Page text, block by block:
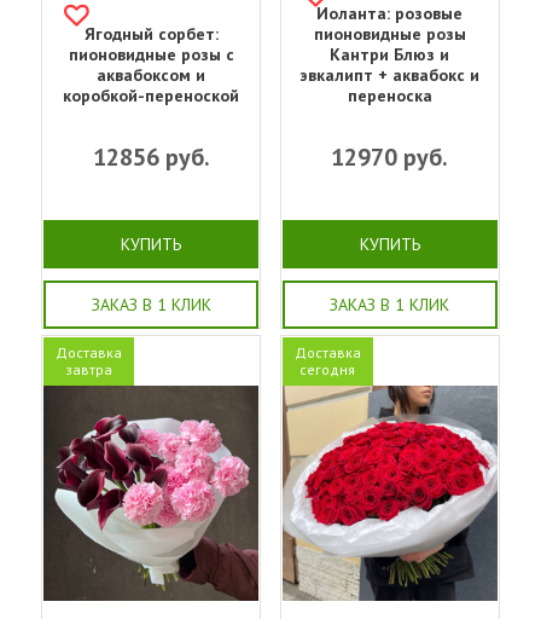
Ягодный сорбет:
пионовидные розы с
аквабоксом и
коробкой-переноской
12856руб.
КУПИТЬ
ЗАКАЗ В 1 КЛИК
Иоланта: розовые
пионовидные розы
Кантри Блюз и
эвкалипт + аквабокс и
переноска
12970 руб.
КУПИТЬ
ЗАКАЗ В 1 КЛИК
Доставка
завтра
Доставка
сегодня